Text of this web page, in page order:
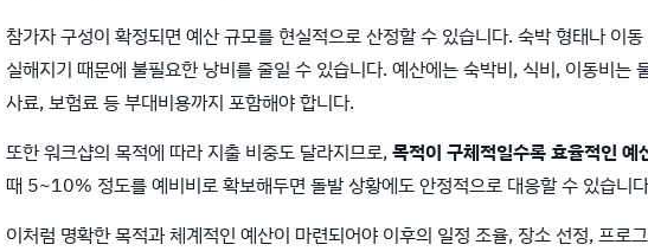
참가자 구성이 확정되면 예산 규모를 현실적으로 산정할 수 있습니다. 숙박 형태나 이
실해지기 때문에 불필요한 낭비를 줄일 수 있습니다. 예산에는 숙박비, 식비, 이동비는
사료, 보험료 등 부대비용까지 포함해야 합니다.
또한 워크샵의 목적에 따라 지출 비중도 달라지므로,목적이 구체적일수록 효율적인 예
때 5~10% 정도를 예비비로 확보해두면 돌발 상황에도 안정적으로 대응할 수 있습니
이처럼 명확한 목적과 체계적인 예산이 마련되어야 이후의 일정 조율, 장소 선정, 프로